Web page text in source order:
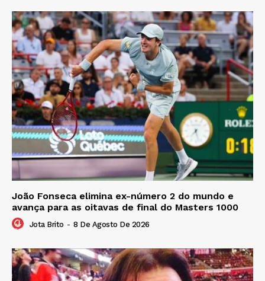
João Fonseca elimina ex-número 2 do mundo e
avança para as oitavas de final do Masters 1000
Jota Brito - 8 De Agosto De 2026